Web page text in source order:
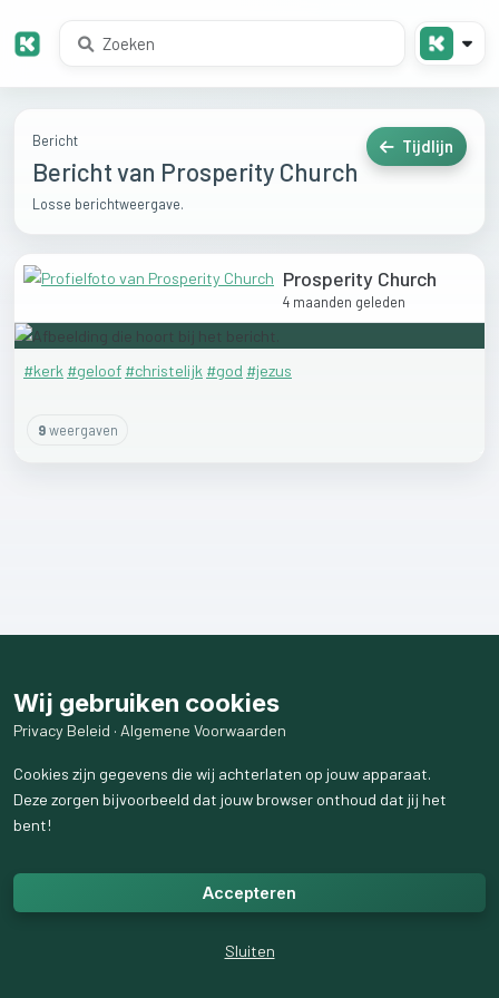
Bericht
Bericht van Prosperity Church
Losse berichtweergave.
Tijdlijn
Prosperity Church
4 maanden geleden
#kerk #geloof #christelijk #god #jezus
9weergaven
Wij gebruiken cookies
Privacy Beleid · Algemene Voorwaarden
Cookies zijn gegevens die wij achterlaten op jouw apparaat.
Deze zorgen bijvoorbeeld dat jouw browser onthoud dat jij het
bent!
Accepteren
Sluiten